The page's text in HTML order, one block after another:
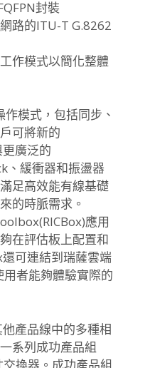
封裝
路的ITU-T G.8262
作模式以簡化整體
模式，包括同步、
可將新的
廣泛的
、緩衝器和振盪器
足高效能有線基礎
的時脈需求。
應用
在評估板上配置和
可連結到瑞薩雲端
用者能夠體驗實際的
產品線中的多種相
系列成功產品組
換器。成功產品組